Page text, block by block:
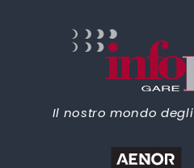
Il nostro mondo degli